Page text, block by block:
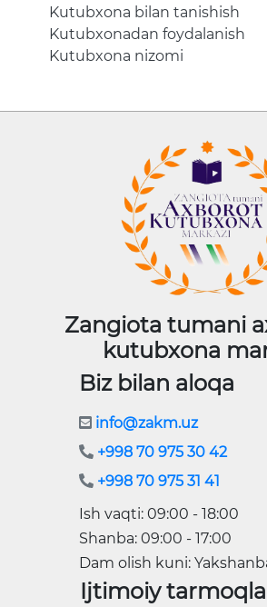
Kutubxona bilan tanishish
Kutubxonadan foydalanish
Kutubxona nizomi
Zangiota tumani
kutubxona
Biz bilan aloqa
info@zakm.uz
+998 70 975 30 42
+998 70 975 31 41
Ish vaqti: 09:00 - 18:00
Shanba: 09:00 - 17:00
Dam olish kuni:
Ijtimoiy